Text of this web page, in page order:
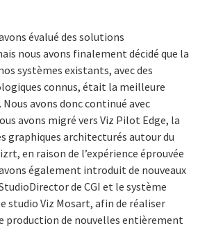
évalué des solutions
nous avons finalement décidé que la
systèmes existants, avec des
connus, était la meilleure
avons donc continué avec
avons migré vers Viz Pilot Edge, la
graphiques architecturés autour du
en raison de l’expérience éprouvée
également introduit de nouveaux
de CGI et le système
studio Viz Mosart, afin de réaliser
production de nouvelles entièrement